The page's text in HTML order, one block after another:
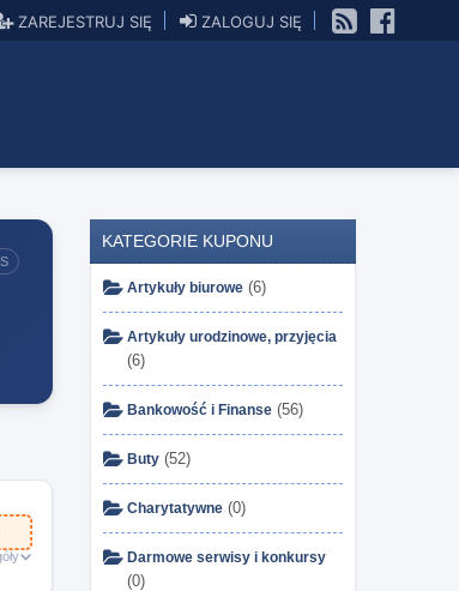
ZAREJESTRUJ SIĘ
ZALOGUJ SIĘ
KATEGORIE KUPONU
Artykuły biurowe (6)
Artykuły urodzinowe, przyjęcia
(6)
Bankowość i Finanse (56)
Buty (52)
Charytatywne (0)
Darmowe serwisy i konkursy
(0)